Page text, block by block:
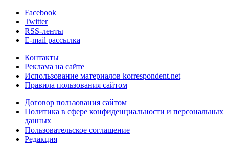
Facebook
Twitter
RSS-ленты
E-mail рассылка
Контакты
Реклама на сайте
Использование материалов korrespondent.net
Правила пользования сайтом
Договор пользования сайтом
Политика в сфере конфиденциальности и персональных
данных
Пользовательское соглашение
Редакция